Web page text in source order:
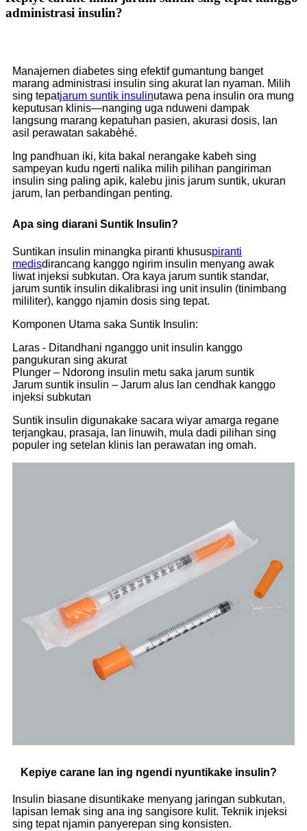
administrasi insulin?
Manajemen diabetes sing efektif gumantung banget
marang administrasi insulin sing akurat lan nyaman. Milih
sing tepatjarum suntik insulinutawa pena insulin ora mung
keputusan klinis—nanging uga nduweni dampak
langsung marang kepatuhan pasien, akurasi dosis, lan
asil perawatan sakabèhé.
Ing pandhuan iki, kita bakal nerangake kabeh sing
sampeyan kudu ngerti nalika milih pilihan pangiriman
insulin sing paling apik, kalebu jinis jarum suntik, ukuran
jarum, lan perbandingan penting.
Apa sing diarani Suntik Insulin?
Suntikan insulin minangka piranti khususpiranti
medisdirancang kanggo ngirim insulin menyang awak
liwat injeksi subkutan. Ora kaya jarum suntik standar,
jarum suntik insulin dikalibrasi ing unit insulin (tinimbang
mililiter), kanggo njamin dosis sing tepat.
Komponen Utama saka Suntik Insulin:
Laras - Ditandhani nganggo unit insulin kanggo
pangukuran sing akurat
Plunger – Ndorong insulin metu saka jarum suntik
Jarum suntik insulin – Jarum alus lan cendhak kanggo
injeksi subkutan
Suntik insulin digunakake sacara wiyar amarga regane
terjangkau, prasaja, lan linuwih, mula dadi pilihan sing
populer ing setelan klinis lan perawatan ing omah.
Kepiye carane lan ing ngendi nyuntikake insulin?
Insulin biasane disuntikake menyang jaringan subkutan,
lapisan lemak sing ana ing sangisore kulit. Teknik injeksi
sing tepat njamin panyerepan sing konsisten.